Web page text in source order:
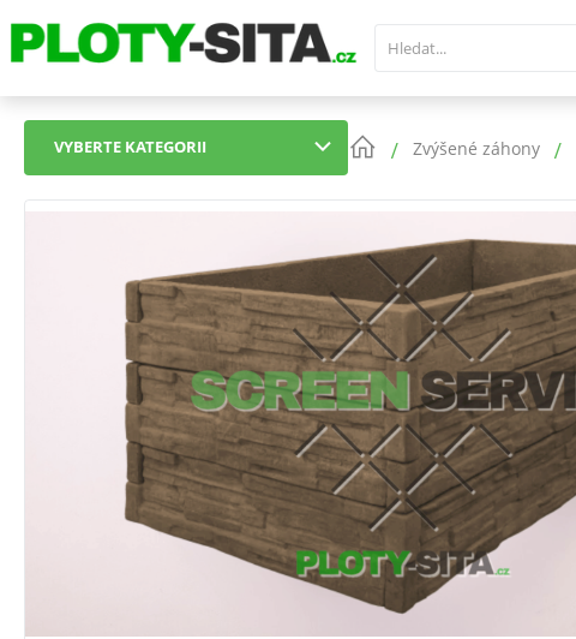
VYBERTE KATEGORII Zvýšené záhony